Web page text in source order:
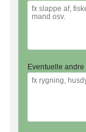
Eventuelle